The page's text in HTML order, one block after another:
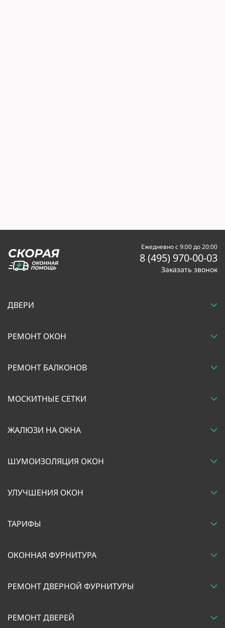
Ежедневно с 9:00 до 20:00
8 (495) 970-00-03
Заказать звонок
ДВЕРИ
РЕМОНТ ОКОН
РЕМОНТ БАЛКОНОВ
МОСКИТНЫЕ СЕТКИ
ЖАЛЮЗИ НА ОКНА
ШУМОИЗОЛЯЦИЯ ОКОН
УЛУЧШЕНИЯ ОКОН
ТАРИФЫ
ОКОННАЯ ФУРНИТУРА
РЕМОНТ ДВЕРНОЙ ФУРНИТУРЫ
РЕМОНТ ДВЕРЕЙ